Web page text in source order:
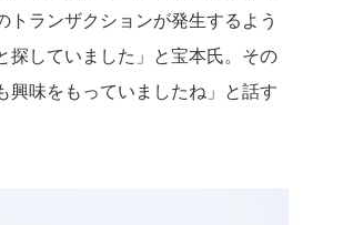
ランザクションが発生するよう
探していました」と宝本氏。その
味をもっていましたね」と話す